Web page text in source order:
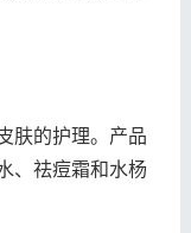
肤的护理。产品
、祛痘霜和水杨